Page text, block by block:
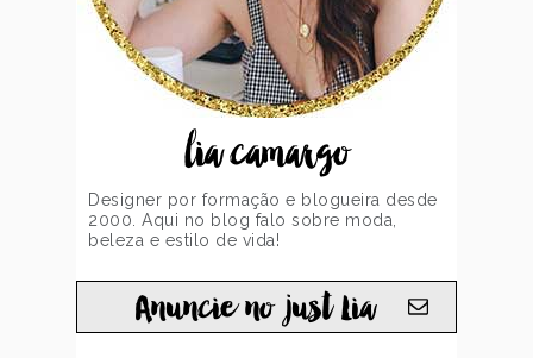
lia camargo
Designer por formação e blogueira desde
2000. Aqui no blog falo sobre moda,
beleza e estilo de vida!
Anuncie no just Lia